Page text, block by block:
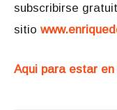
subscribirse
sitio
Aqui para estar